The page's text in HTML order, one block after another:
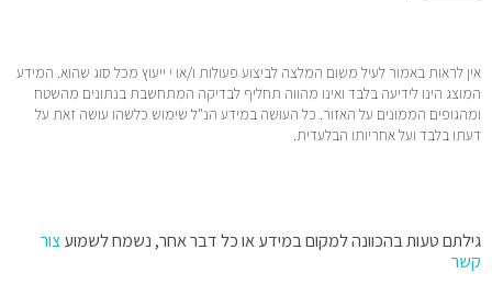
אין לראות באמור לעיל משום המלצה לביצוע פעולות ו/או י ייעוץ מכל סוג שהוא. המידע
המוצג הינו לידיעה בלבד ואינו מהווה תחליף לבדיקה המתחשבת בנתונים מהשטח
ומהגופים הממונים על האזור. כל העושה במידע הנ"ל שימוש כלשהו עושה זאת על
דעתו בלבד ועל אחריותו הבלעדית.
גילתם טעות בהכוונה למקום במידע או כל דבר אחר, נשמח לשמועצור
קשר